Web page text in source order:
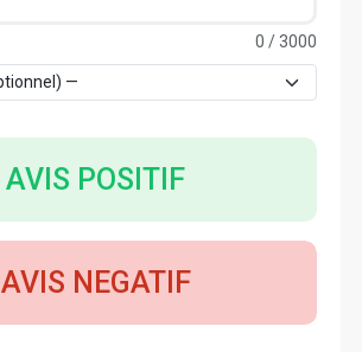
0 / 3000
AVIS POSITIF
AVIS NEGATIF